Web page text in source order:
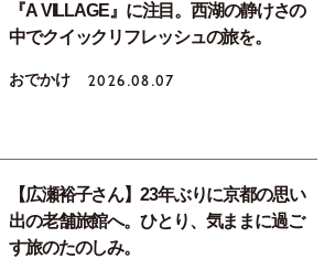
『A VILLAGE』に注目。西湖の静けさの
中でクイックリフレッシュの旅を。
おでかけ 2026.08.07
【広瀬裕子さん】23年ぶりに京都の思い
出の老舗旅館へ。ひとり、気ままに過ご
す旅のたのしみ。